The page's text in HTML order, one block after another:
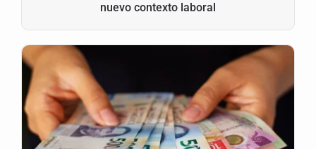
nuevo contexto laboral